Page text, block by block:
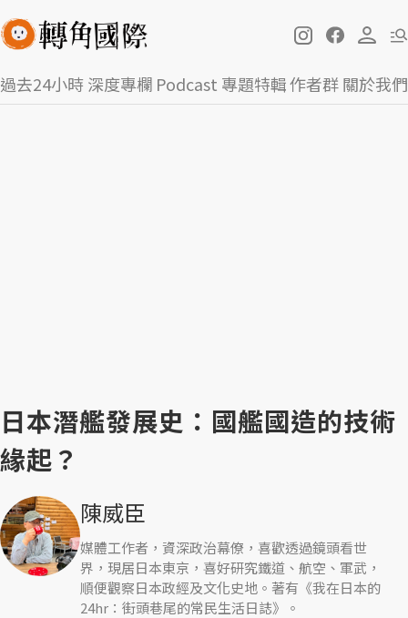
過去24小時深度專欄 Podcast 專題特輯作者群關於我們
日本潛艦發展史：國艦國造的技術
緣起？
陳威臣
媒體工作者，資深政治幕僚，喜歡透過鏡頭看世
界，現居日本東京，喜好研究鐵道、航空、軍武，
順便觀察日本政經及文化史地。著有《我在日本的
24hr：街頭巷尾的常民生活日誌》。